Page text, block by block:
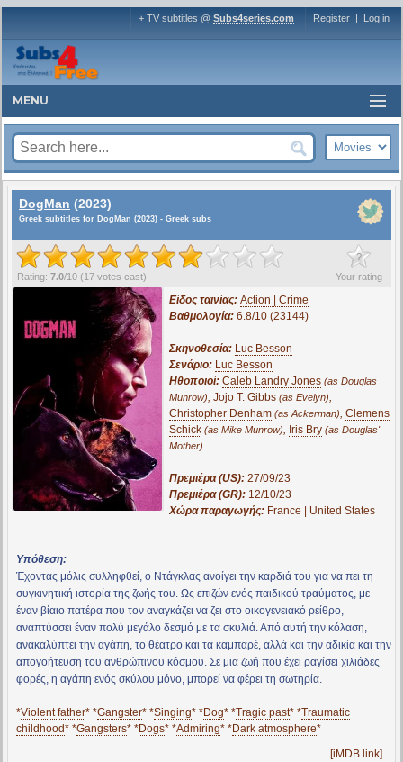
+ TV subtitles @ Subs4series.com Register | Log in
MENU
DogMan (2023)
Greek subtitles for DogMan (2023) - Greek subs
?
Your rating
Rating: 7.0/10 (17 votes cast)
Είδος ταινίας: Action | Crime
Βαθμολογία: 6.8/10 (23144)
Σκηνοθεσία: Luc Besson
Σενάριο: Luc Besson
Ηθοποιοί: Caleb Landry Jones (as Douglas
Munrow), Jojo T. Gibbs (as Evelyn),
Christopher Denham (as Ackerman), Clemens
Schick (as Mike Munrow), Iris Bry (as Douglas'
Mother)
Πρεμιέρα (US): 27/09/23
Πρεμιέρα (GR): 12/10/23
Χώρα παραγωγής: France | United States
Υπόθεση:
Έχοντας μόλις συλληφθεί, ο Ντάγκλας ανοίγει την καρδιά του για να πει τη
συγκινητική ιστορία της ζωής του. Ως επιζών ενός παιδικού τραύματος, με
έναν βίαιο πατέρα που τον αναγκάζει να ζει στο οικογενειακό ρείθρο,
αναπτύσσει έναν πολύ μεγάλο δεσμό με τα σκυλιά. Από αυτή την κόλαση,
ανακαλύπτει την αγάπη, το θέατρο και τα καμπαρέ, αλλά και την αδικία και την
απογοήτευση του ανθρώπινου κόσμου. Σε μια ζωή που έχει ραγίσει χιλιάδες
φορές, η αγάπη ενός σκύλου μόνο, μπορεί να φέρει τη σωτηρία.
*Violent father* *Gangster* *Singing* *Dog* *Tragic past* *Traumatic
childhood* *Gangsters* *Dogs* *Admiring* *Dark atmosphere*
[iMDB link]